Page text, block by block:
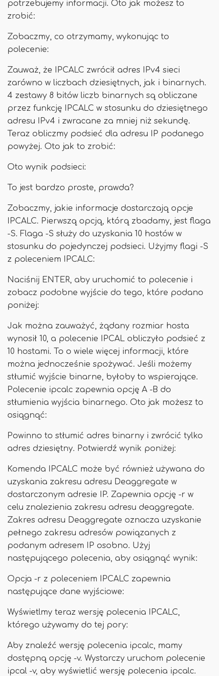
potrzebujemy informacji. Oto jak możesz to
zrobić:
Zobaczmy, co otrzymamy, wykonując to
polecenie:
Zauważ, że IPCALC zwrócił adres IPv4 sieci
zarówno w liczbach dziesiętnych, jak i binarnych.
4 zestawy 8 bitów liczb binarnych są obliczane
przez funkcję IPCALC w stosunku do dziesiętnego
adresu IPv4 i zwracane za mniej niż sekundę.
Teraz obliczmy podsieć dla adresu IP podanego
powyżej. Oto jak to zrobić:
Oto wynik podsieci:
To jest bardzo proste, prawda?
Zobaczmy, jakie informacje dostarczają opcje
IPCALC. Pierwszą opcją, którą zbadamy, jest flaga
-S. Flaga -S służy do uzyskania 10 hostów w
stosunku do pojedynczej podsieci. Użyjmy flagi -S
z poleceniem IPCALC:
Naciśnij ENTER, aby uruchomić to polecenie i
zobacz podobne wyjście do tego, które podano
poniżej:
Jak można zauważyć, żądany rozmiar hosta
wynosił 10, a polecenie IPCAL obliczyło podsieć z
10 hostami. To o wiele więcej informacji, które
można jednocześnie spożywać. Jeśli możemy
stłumić wyjście binarne, byłoby to wspierające.
Polecenie ipcalc zapewnia opcję A -B do
stłumienia wyjścia binarnego. Oto jak możesz to
osiągnąć:
Powinno to stłumić adres binarny i zwrócić tylko
adres dziesiętny. Potwierdź wynik poniżej:
Komenda IPCALC może być również używana do
uzyskania zakresu adresu Deaggregate w
dostarczonym adresie IP. Zapewnia opcję -r w
celu znalezienia zakresu adresu deaggregate.
Zakres adresu Deaggregate oznacza uzyskanie
pełnego zakresu adresów powiązanych z
podanym adresem IP osobno. Użyj
następującego polecenia, aby osiągnąć wynik:
Opcja -r z poleceniem IPCALC zapewnia
następujące dane wyjściowe:
Wyświetlmy teraz wersję polecenia IPCALC,
którego używamy do tej pory:
Aby znaleźć wersję polecenia ipcalc, mamy
dostępną opcję -v. Wystarczy uruchom polecenie
ipcal -v, aby wyświetlić wersję polecenia ipcalc.